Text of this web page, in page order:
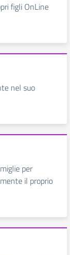
figli OnLine
nel suo
per
il proprio